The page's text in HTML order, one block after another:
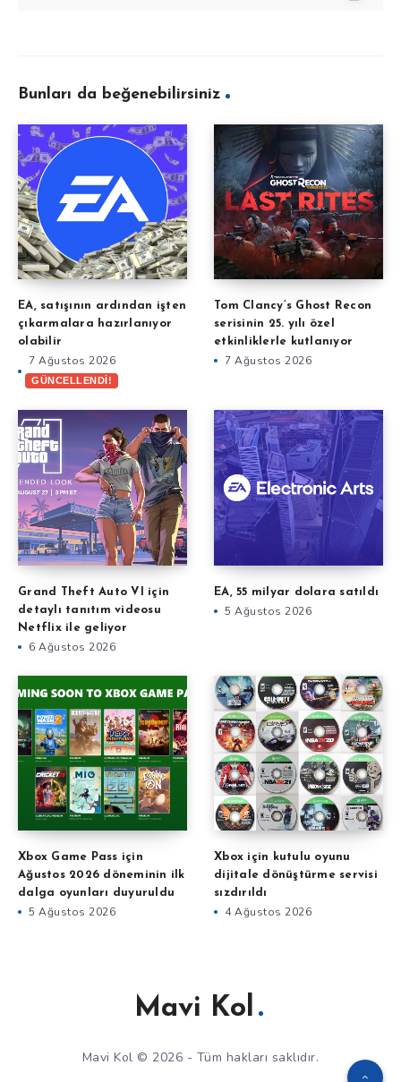
Bunları da beğenebilirsiniz
EA, satışının ardından işten
çıkarmalara hazırlanıyor
olabilir
7 Ağustos 2026
GÜNCELLENDİ!
Tom Clancy’s Ghost Recon
serisinin 25. yılı özel
etkinliklerle kutlanıyor
7 Ağustos 2026
Grand Theft Auto VI için
detaylı tanıtım videosu
Netflix ile geliyor
6 Ağustos 2026
EA, 55 milyar dolara satıldı
5 Ağustos 2026
Xbox Game Pass için
Ağustos 2026 döneminin ilk
dalga oyunları duyuruldu
5 Ağustos 2026
Xbox için kutulu oyunu
dijitale dönüştürme servisi
sızdırıldı
4 Ağustos 2026
Mavi Kol
Mavi Kol © 2026 - Tüm hakları saklıdır.